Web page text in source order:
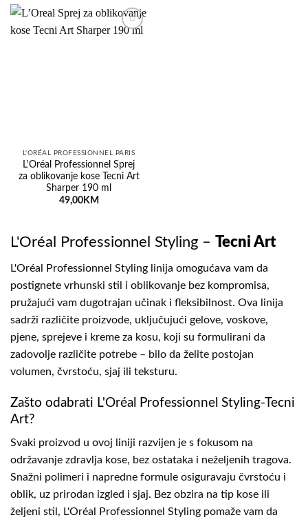
L'ORÉAL PROFESSIONNEL PARIS
L'Oréal Professionnel Sprej
za oblikovanje kose Tecni Art
Sharper 190 ml
49,00KM
L'Oréal Professionnel Styling – Tecni Art
L'Oréal Professionnel Styling linija omogućava vam da
postignete vrhunski stil i oblikovanje bez kompromisa,
pružajući vam dugotrajan učinak i fleksibilnost. Ova linija
sadrži različite proizvode, uključujući gelove, voskove,
pjene, sprejeve i kreme za kosu, koji su formulirani da
zadovolje različite potrebe – bilo da želite postojan
volumen, čvrstoću, sjaj ili teksturu.
Zašto odabrati L'Oréal Professionnel Styling-Tecni
Art?
Svaki proizvod u ovoj liniji razvijen je s fokusom na
održavanje zdravlja kose, bez ostataka i neželjenih tragova.
Snažni polimeri i napredne formule osiguravaju čvrstoću i
oblik, uz prirodan izgled i sjaj. Bez obzira na tip kose ili
željeni stil, L'Oréal Professionnel Styling pomaže vam da